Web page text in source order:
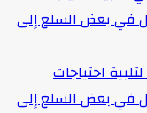
احتياجات
في بعض السلع إلى